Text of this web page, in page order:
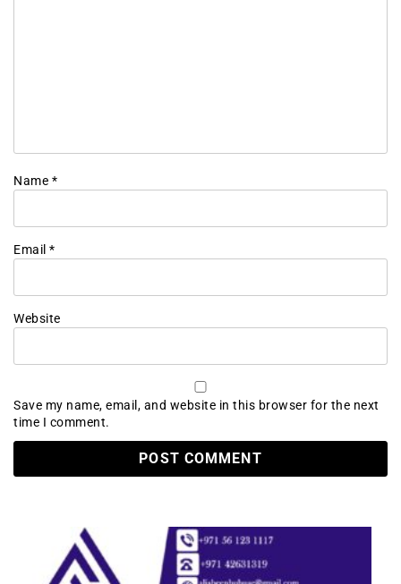
Name *
Email *
Website
Save my name, email, and website in this browser for the next
time I comment.